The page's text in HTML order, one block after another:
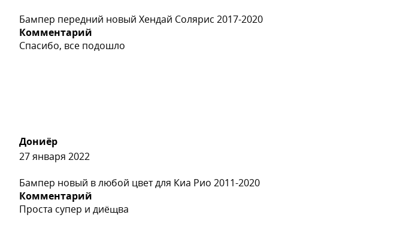
Бампер передний новый Хендай Солярис 2017-2020
Комментарий
Спасибо, все подошло
Дониёр
27 января 2022
Бампер новый в любой цвет для Киа Рио 2011-2020
Комментарий
Проста супер и диёщва